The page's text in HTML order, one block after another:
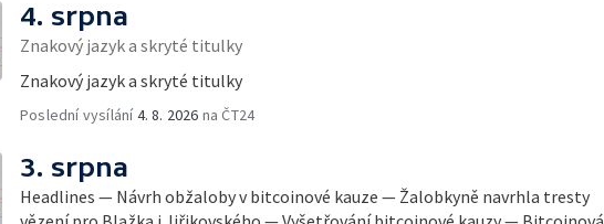
4. srpna
Znakový jazyk a skryté titulky
Znakový jazyk a skryté titulky
Poslední vysílání4. 8. 2026 na ČT24
3. srpna
Headlines — Návrh obžaloby v bitcoinové kauze — Žalobkyně navrhla tresty